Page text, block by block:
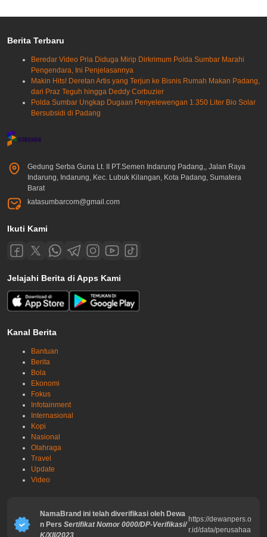
Berita Terbaru
Beredar Video Pria Diduga Mirip Dirkrimum Polda Sumbar Marahi
Pengendara, Ini Penjelasannya
Makin Hits! Deretan Artis yang Terjun ke Bisnis Rumah Makan Padang,
dari Praz Teguh hingga Deddy Corbuzier
Polda Sumbar Ungkap Dugaan Penyelewengan 1.350 Liter Bio Solar
Bersubsidi di Padang
Gedung Serba Guna Lt. II PT.Semen Indarung Padang,, Jalan Raya
Indarung, Indarung, Kec. Lubuk Kilangan, Kota Padang, Sumatera
Barat
katasumbarcom@gmail.com
Ikuti Kami
Jelajahi Berita di Apps Kami
Kanal Berita
Bantuan
Berita
Bola
Ekonomi
Fokus
Infotainment
Internasional
Kopi
Nasional
Olahraga
Travel
Update
Video
NamaBrand ini telah diverifikasi oleh Dewa
n Pers Sertifikat Nomor 0000/DP-Verifikasi/
K/XII/2023
https://dewanpers.o
r.id/data/perusahaa